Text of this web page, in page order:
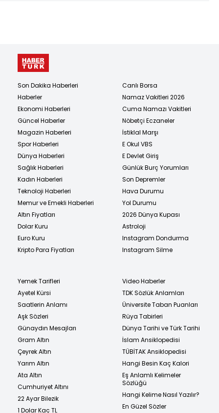
Son Dakika Haberleri
Haberler
Ekonomi Haberleri
Güncel Haberler
Magazin Haberleri
Spor Haberleri
Dünya Haberleri
Sağlık Haberleri
Kadın Haberleri
Teknoloji Haberleri
Memur ve Emekli Haberleri
Altın Fiyatları
Dolar Kuru
Euro Kuru
Kripto Para Fiyatları
Canlı Borsa
Namaz Vakitleri 2026
Cuma Namazı Vakitleri
Nöbetçi Eczaneler
İstiklal Marşı
E Okul VBS
E Devlet Giriş
Günlük Burç Yorumları
Son Depremler
Hava Durumu
Yol Durumu
2026 Dünya Kupası
Astroloji
Instagram Dondurma
Instagram Silme
Yemek Tarifleri
Ayetel Kürsi
Saatlerin Anlamı
Aşk Sözleri
Günaydın Mesajları
Gram Altın
Çeyrek Altın
Yarım Altın
Ata Altın
Cumhuriyet Altını
22 Ayar Bilezik
1 Dolar Kaç TL
Video Haberler
TDK Sözlük Anlamları
Üniversite Taban Puanları
Rüya Tabirleri
Dünya Tarihi ve Türk Tarihi
İslam Ansiklopedisi
TÜBİTAK Ansiklopedisi
Hangi Besin Kaç Kalori
Eş Anlamlı Kelimeler
Sözlüğü
Hangi Kelime Nasıl Yazılır?
En Güzel Sözler